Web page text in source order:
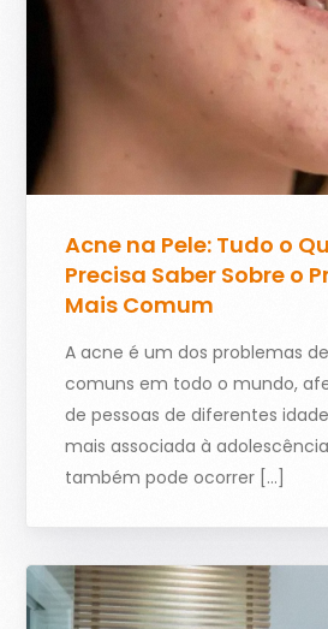
Acne na Pele: Tudo o
Precisa Saber Sobre o
Mais Comum
A acne é um dos problemas
comuns em todo o mundo,
de pessoas de diferentes
mais associada à
também pode ocorrer […]